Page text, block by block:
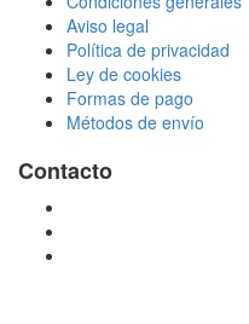
Aviso legal
Política de privacidad
Ley de cookies
Formas de pago
Métodos de envío
Contacto